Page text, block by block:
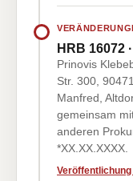
HRB 16072
Prinovis
Str. 300,
Manfred,
gemeinsam
anderen
*XX.XX.XXXX.